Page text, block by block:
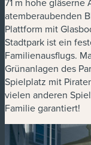
atemberaubenden
Plattform mit
Stadtpark ist ein
Familienausflugs.
Grünanlagen des
Spielplatz mit
vielen anderen
Familie garantiert!